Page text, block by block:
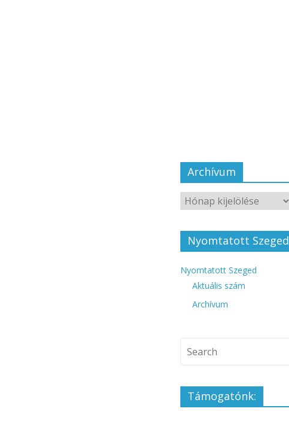
Archívum
Nyomtatott Szeged
Nyomtatott Szeged
Aktuális szám
Archívum
Támogatónk: